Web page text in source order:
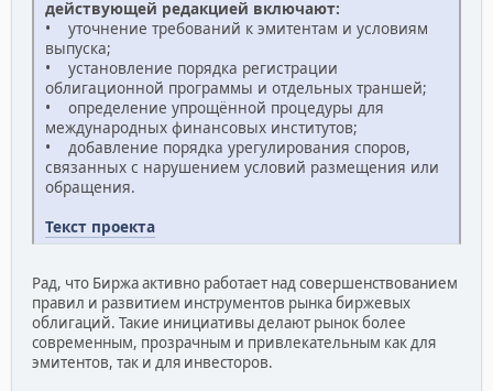
действующей редакцией включают:
• уточнение требований к эмитентам и условиям
выпуска;
• установление порядка регистрации
облигационной программы и отдельных траншей;
• определение упрощённой процедуры для
международных финансовых институтов;
• добавление порядка урегулирования споров,
связанных с нарушением условий размещения или
обращения.
Текст проекта
Рад, что Биржа активно работает над совершенствованием
правил и развитием инструментов рынка биржевых
облигаций. Такие инициативы делают рынок более
современным, прозрачным и привлекательным как для
эмитентов, так и для инвесторов.